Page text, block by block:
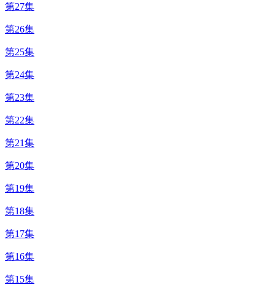
第27集
第26集
第25集
第24集
第23集
第22集
第21集
第20集
第19集
第18集
第17集
第16集
第15集